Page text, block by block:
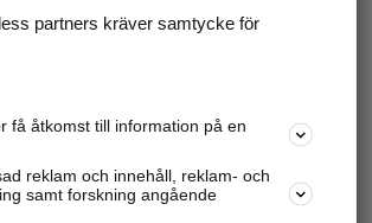
och platser.
adresser, företagsinfo mm.
partners kräver samtycke för
få åtkomst till information på en
reklam och innehåll, reklam- och
samt forskning angående